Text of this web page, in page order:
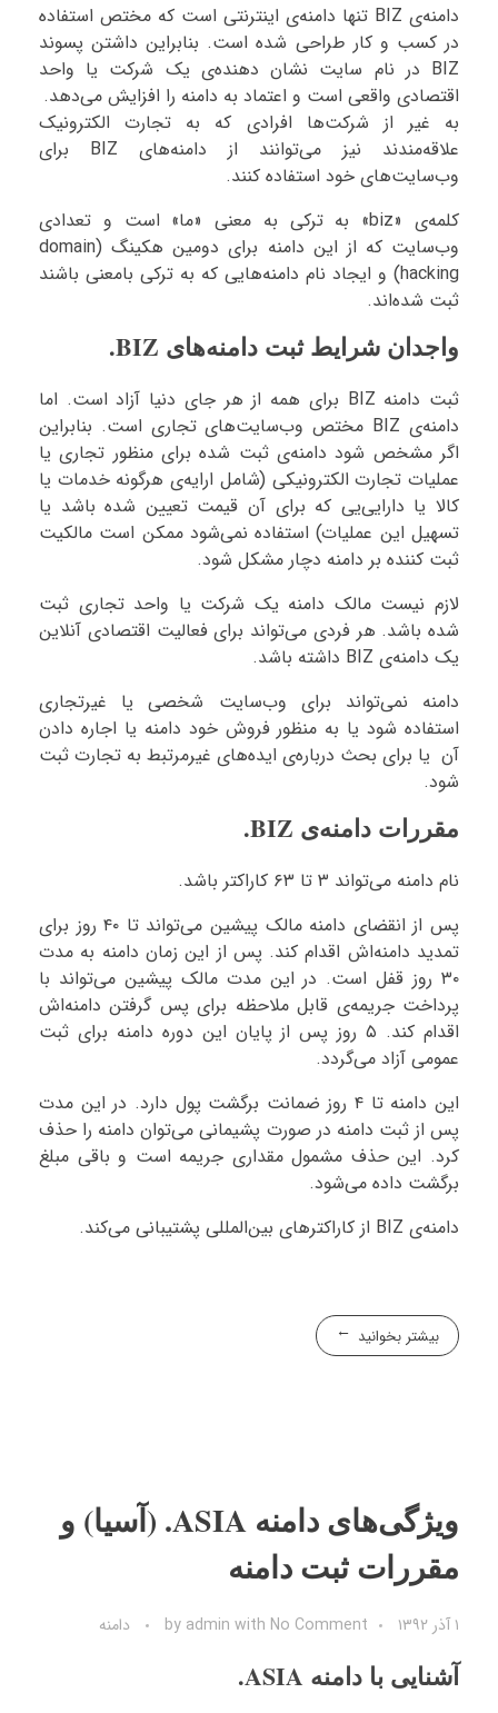
دامنه‌ی BIZ تنها دامنه‌ی اینترنتی است که مختص استفاده
در کسب و کار طراحی شده است. بنابراین داشتن پسوند
BIZ در نام سایت نشان دهنده‌ی یک شرکت یا واحد
اقتصادی واقعی است و اعتماد به دامنه را افزایش می‌دهد.
به غیر از شرکت‌ها افرادی که به تجارت الکترونیک
علاقه‌مندند نیز می‌توانند از دامنه‌های BIZ برای
وب‌سایت‌های خود استفاده کنند.
کلمه‌ی «biz» به ترکی به معنی «ما» است و تعدادی
وب‌سایت که از این دامنه برای دومین هکینگ (domain
hacking) و ایجاد نام دامنه‌هایی که به ترکی بامعنی باشند
ثبت شده‌اند.
واجدان شرایط ثبت دامنه‌های BIZ.
ثبت دامنه BIZ برای همه از هر جای دنیا آزاد است. اما
دامنه‌ی BIZ مختص وب‌سایت‌های تجاری است. بنابراین
اگر مشخص شود دامنه‌ی ثبت شده برای منظور تجاری یا
عملیات تجارت الکترونیکی (شامل ارایه‌ی هرگونه خدمات یا
کالا یا دارایی‌یی که برای آن قیمت تعیین شده باشد یا
تسهیل این عملیات) استفاده نمی‌شود ممکن است مالکیت
ثبت کننده بر دامنه دچار مشکل شود.
لازم نیست مالک دامنه یک شرکت یا واحد تجاری ثبت
شده باشد. هر فردی می‌تواند برای فعالیت اقتصادی آنلاین
یک دامنه‌ی BIZ داشته باشد.
دامنه نمی‌تواند برای وب‌سایت شخصی یا غیرتجاری
استفاده شود یا به منظور فروش خود دامنه یا اجاره دادن
آن یا برای بحث درباره‌ی ایده‌های غیرمرتبط به تجارت ثبت
شود.
مقررات دامنه‌ی BIZ.
نام دامنه می‌تواند ۳ تا ۶۳ کاراکتر باشد.
پس از انقضای دامنه مالک پیشین می‌تواند تا ۴۰ روز برای
تمدید دامنه‌اش اقدام کند. پس از این زمان دامنه به مدت
۳۰ روز قفل است. در این مدت مالک پیشین می‌تواند با
پرداخت جریمه‌ی قابل ملاحظه برای پس گرفتن دامنه‌اش
اقدام کند. ۵ روز پس از پایان این دوره دامنه برای ثبت
عمومی آزاد می‌گردد.
این دامنه تا ۴ روز ضمانت برگشت پول دارد. در این مدت
پس از ثبت دامنه در صورت پشیمانی می‌توان دامنه را حذف
کرد. این حذف مشمول مقداری جریمه است و باقی مبلغ
برگشت داده می‌شود.
دامنه‌ی BIZ از کاراکترهای بین‌المللی پشتیبانی می‌کند.
بیشتر بخوانید
ویژگی‌های دامنه ASIA. (آسیا) و
مقررات ثبت دامنه
۱ آذر ۱۳۹۲ by admin with No Comment دامنه
آشنایی با دامنه ASIA.